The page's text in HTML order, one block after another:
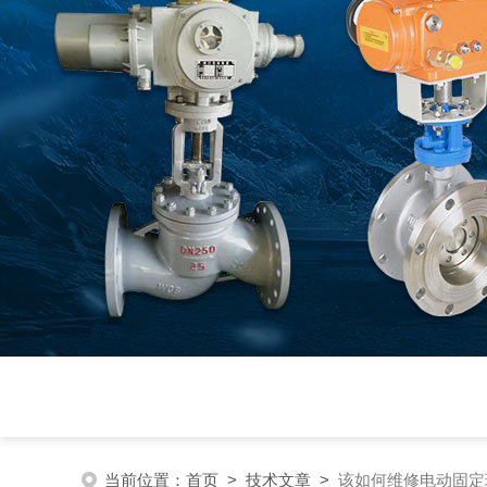
当前位置： 首页 > 技术文章 > 该如何维修电动固